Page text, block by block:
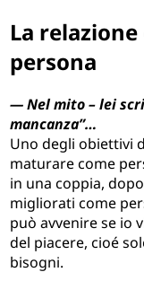
La
persona
— Nel mito – lei
mancanza”…
Uno degli obiettivi
maturare come
in una coppia,
migliorati come
può avvenire se io
del piacere, cioé
bisogni.